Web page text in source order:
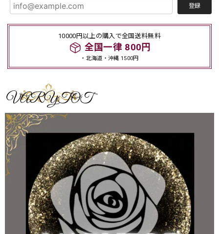
登録
10000円以上の購入で全国送料無料
全国一律 800円
・北海道・沖縄 1500円